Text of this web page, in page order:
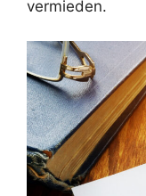
vermieden.